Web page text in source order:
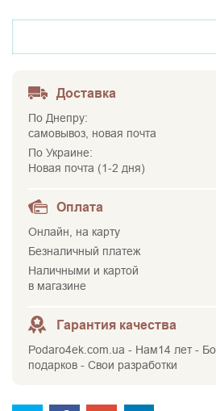
Доставка
По Днепру:
самовывоз, новая почта
По Украине:
Новая почта (1-2 дня)
Оплата
Онлайн, на карту
Безналичный платеж
Наличными и картой
в магазине
Гарантия качества
Podaro4ek.com.ua - Нам14 лет -
подарков - Свои разработки